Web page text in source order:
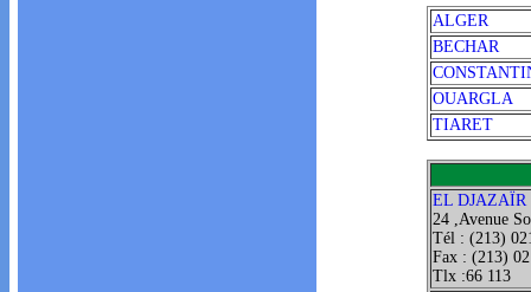
ALGER
BECHAR
OUARGLA
TIARET
EL DJAZAÏR
24 ,Avenue
Tél : (213)
Fax : (213)
Tlx :66 113